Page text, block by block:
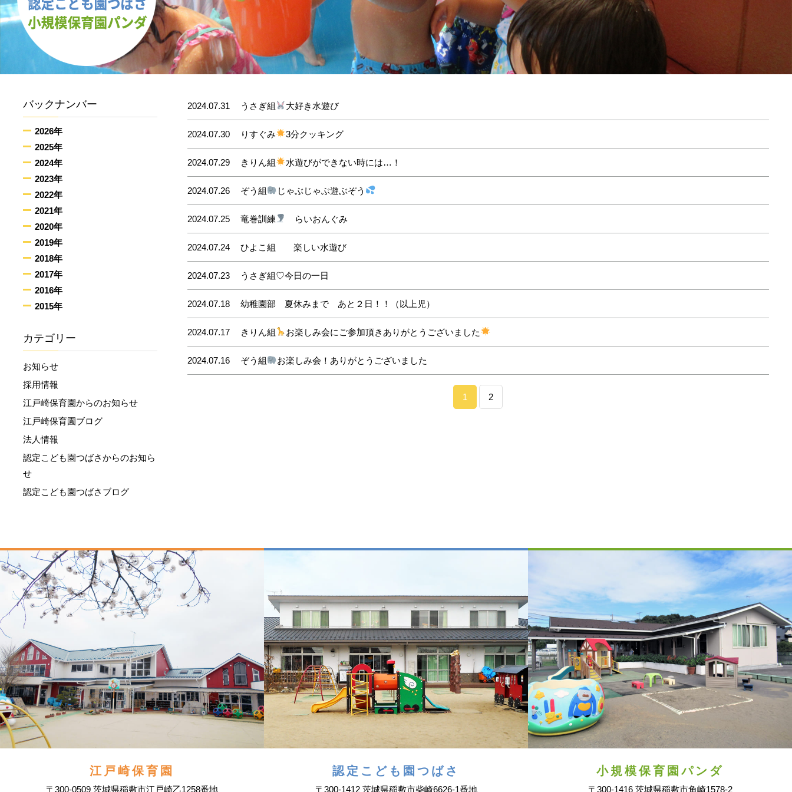
2024.07.31 うさぎ組 大好き水遊び
2024.07.30 りすぐみ 3分クッキング
2024.07.29 きりん組 水遊びができない時には…！
2024.07.26 ぞう組 じゃぶじゃぶ遊ぶぞう
2024.07.25 竜巻訓練 らいおんぐみ
2024.07.24 ひよこ組 楽しい水遊び
2024.07.23 うさぎ組♡今日の一日
2024.07.18 幼稚園部 夏休みまで あと２日！！（以上児）
2024.07.17 きりん組 お楽しみ会にご参加頂きありがとうございました
2024.07.16 ぞう組 お楽しみ会！ありがとうございました
1 2
バックナンバー
2026年
2025年
2024年
2023年
2022年
2021年
2020年
2019年
2018年
2017年
2016年
2015年
カテゴリー
お知らせ
採用情報
江戸崎保育園からのお知らせ
江戸崎保育園ブログ
法人情報
認定こども園つばさからのお知ら
せ
認定こども園つばさブログ
江戸崎保育園
〒300-0509 茨城県稲敷市江戸崎乙1258番地
認定こども園つばさ
〒300-1412 茨城県稲敷市柴崎6626-1番地
小規模保育園パンダ
〒300-1416 茨城県稲敷市角崎1578-2